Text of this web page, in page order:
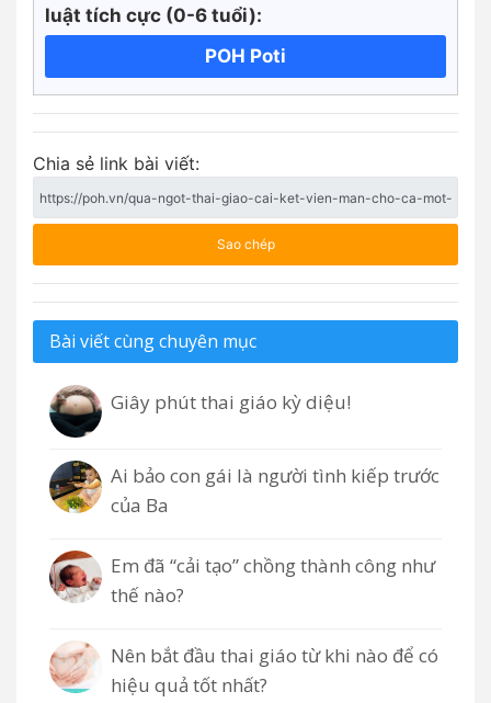
luật tích cực (0-6 tuổi):
POH Poti
Chia sẻ link bài viết:
Sao chép
Bài viết cùng chuyên mục
Giây phút thai giáo kỳ diệu!
Ai bảo con gái là người tình kiếp trước
của Ba
Em đã “cải tạo” chồng thành công như
thế nào?
Nên bắt đầu thai giáo từ khi nào để có
hiệu quả tốt nhất?